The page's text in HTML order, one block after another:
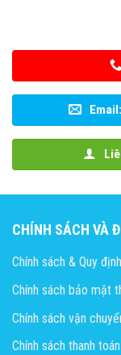
CHÍNH SÁCH VÀ
Chính sách & Quy
Chính sách bảo mật
Chính sách vận
Chính sách thanh toán